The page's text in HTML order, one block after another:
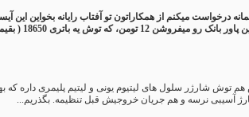
درخواست میکنم از همکاراتون تو آفتاب رایانه بخواین
18650 ( بقیمت تقریبی 7 تومن) هم تازه داره، ببینین خود ماژول رو میشه به چه قیمتی گیر آورد!
آسیبی نرسه و هم جریان خروجیش قبل تنظیمه. بگذریم...